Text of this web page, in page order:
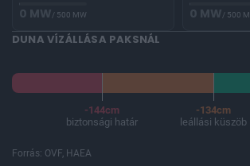
0 MW/ 500 MW 0 MW/ 500
DUNA VÍZÁLLÁSA PAKSNÁL
-144cm
biztonsági határ
-134cm
leállási küszöb
Forrás: OVF, HAEA